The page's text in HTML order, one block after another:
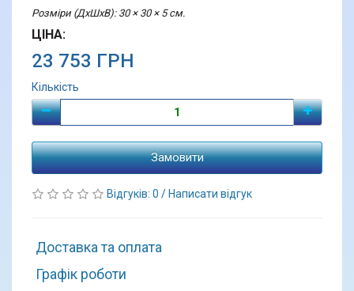
Розміри (ДхШхВ): 30 × 30 × 5 см.
ЦІНА:
23 753 ГРН
Кількість
Замовити
Відгуків: 0 / Написати відгук
Доставка та оплата
Графік роботи